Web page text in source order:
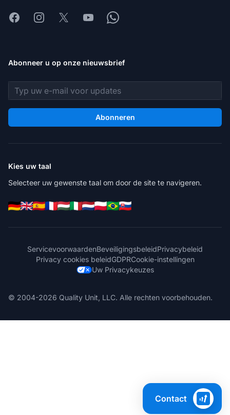
FacebookInstagram
X YoutubeWhatsapp
Abonneer u op onze nieuwsbrief
E-mailadres
Abonneren
Kies uw taal
Selecteer uw gewenste taal om door de site te navigeren.
ServicevoorwaardenBeveiligingsbeleidPrivacybeleid
Privacy cookies beleidGDPRCookie-instellingen
Uw Privacykeuzes
© 2004-2026 Quality Unit, LLC. Alle rechten voorbehouden.
Contact